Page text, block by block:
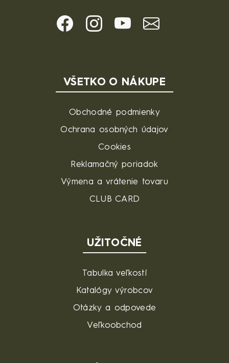
VŠETKO O NÁKUPE
Obchodné podmienky
Ochrana osobných údajov
Cookies
Reklamačný poriadok
Výmena a vrátenie tovaru
CLUB CARD
UŽITOČNÉ
Tabulka veľkostí
Katalógy výrobcov
Otázky a odpovede
Veľkoobchod